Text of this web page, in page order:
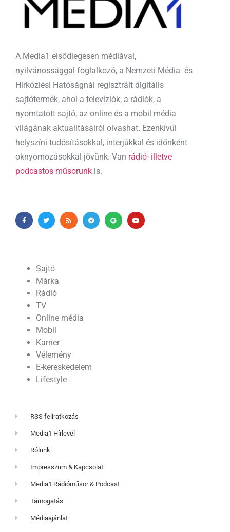
A Media1 elsődlegesen médiával,
nyilvánossággal foglalkozó, a Nemzeti Média- és
Hírközlési Hatóságnál regisztrált digitális
sajtótermék, ahol a televíziók, a rádiók, a
nyomtatott sajtó, az online és a mobil média
világának aktualitásairól olvashat. Ezenkívül
helyszíni tudósításokkal, interjúkkal és időnként
oknyomozásokkal jövünk. Van rádió- illetve
podcastos műsorunk is.
Sajtó
Márka
Rádió
TV
Online média
Mobil
Karrier
Vélemény
E-kereskedelem
Lifestyle
RSS feliratkozás
Media1 Hírlevél
Rólunk
Impresszum & Kapcsolat
Media1 Rádióműsor & Podcast
Támogatás
Médiaajánlat